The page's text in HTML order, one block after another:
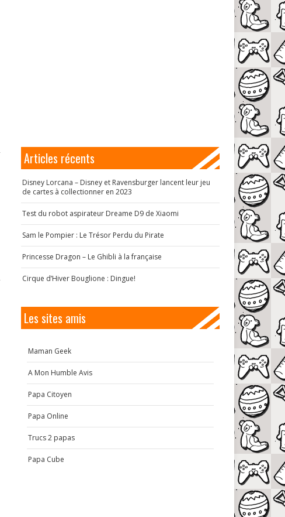
Articles récents
Disney Lorcana – Disney et Ravensburger lancent leur jeu
de cartes à collectionner en 2023
Test du robot aspirateur Dreame D9 de Xiaomi
Sam le Pompier : Le Trésor Perdu du Pirate
Princesse Dragon – Le Ghibli à la française
Cirque d’Hiver Bouglione : Dingue!
Les sites amis
Maman Geek
A Mon Humble Avis
Papa Citoyen
Papa Online
Trucs 2 papas
Papa Cube